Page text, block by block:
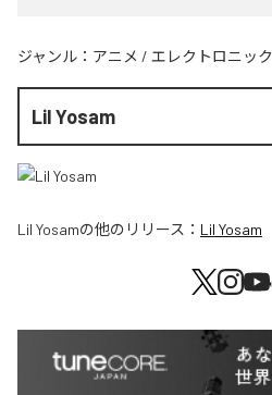
ジャンル： アニメ / エレクトロニック
Lil Yosam
Lil Yosamの他のリリース： Lil Yosam